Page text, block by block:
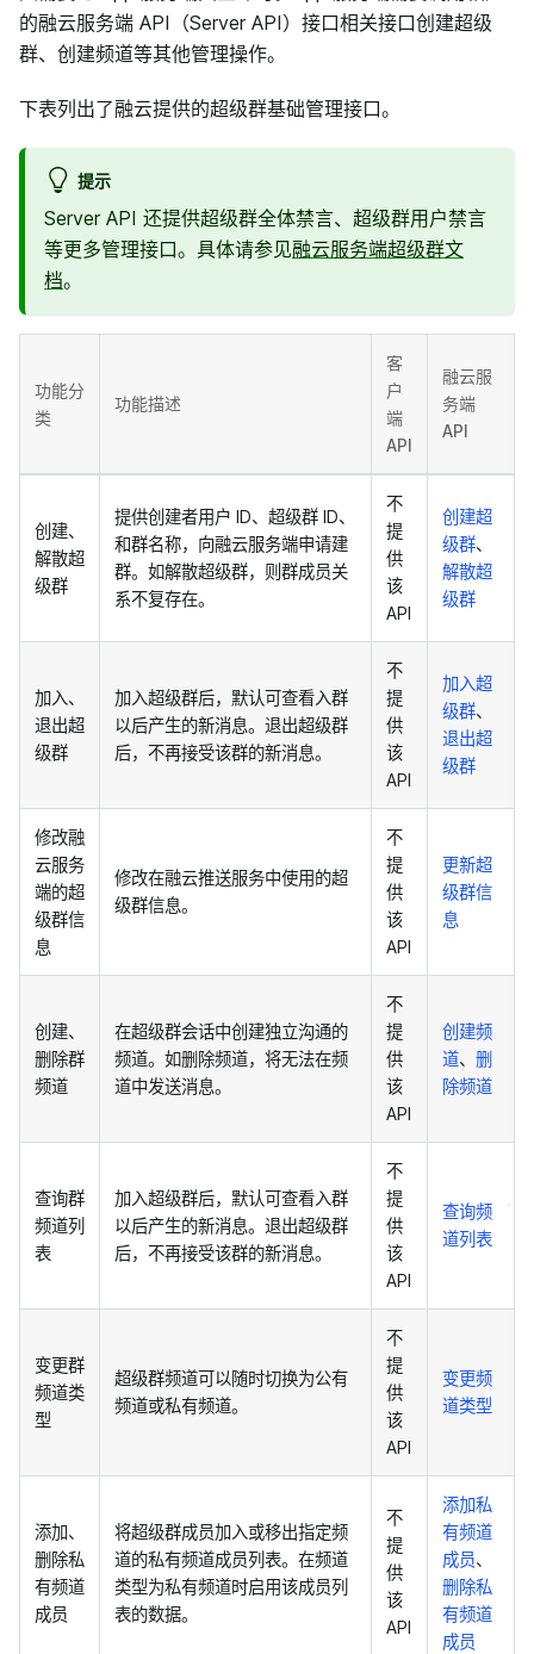
的融云服务端 API（Server API）接口相关接口创建超级
群、创建频道等其他管理操作。
下表列出了融云提供的超级群基础管理接口。
提示
Server API 还提供超级群全体禁言、超级群用户禁言
等更多管理接口。具体请参见融云服务端超级群文
档。
功能分
类
功能描述
客
户
端
API
融云服
务端
API
创建、
解散超
级群
提供创建者用户 ID、超级群 ID、
和群名称，向融云服务端申请建
群。如解散超级群，则群成员关
系不复存在。
不
提
供
该
API
创建超
级群、
解散超
级群
加入、
退出超
级群
加入超级群后，默认可查看入群
以后产生的新消息。退出超级群
后，不再接受该群的新消息。
不
提
供
该
API
加入超
级群、
退出超
级群
修改融
云服务
端的超
级群信
息
修改在融云推送服务中使用的超
级群信息。
不
提
供
该
API
更新超
级群信
息
创建、
删除群
频道
在超级群会话中创建独立沟通的
频道。如删除频道，将无法在频
道中发送消息。
不
提
供
该
API
创建频
道、 删
除频道
查询群
频道列
表
加入超级群后，默认可查看入群
以后产生的新消息。退出超级群
后，不再接受该群的新消息。
不
提
供
该
API
查询频
道列表
变更群
频道类
型
超级群频道可以随时切换为公有
频道或私有频道。
不
提
供
该
API
变更频
道类型
添加、
删除私
有频道
成员
将超级群成员加入或移出指定频
道的私有频道成员列表。在频道
类型为私有频道时启用该成员列
表的数据。
不
提
供
该
API
添加私
有频道
成员、
删除私
有频道
成员